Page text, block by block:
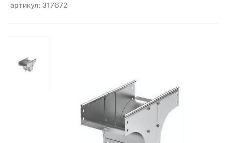
артикул: 317672